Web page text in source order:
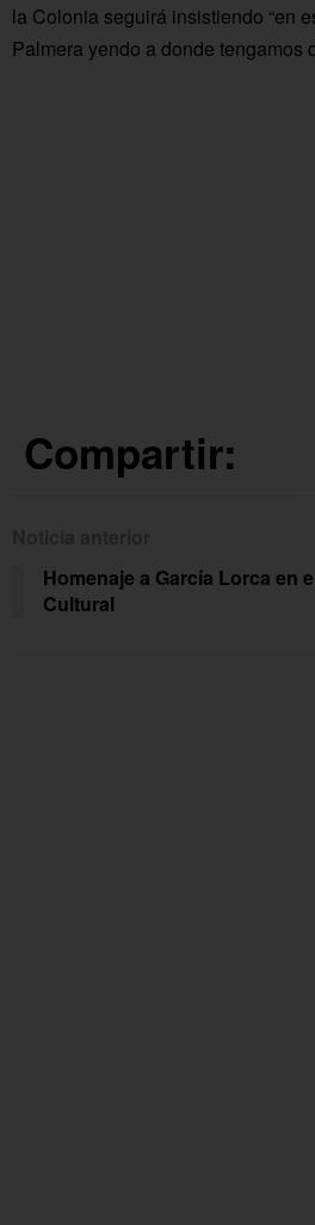
la Colonia seguirá insistiendo “en
Palmera yendo a donde tengamos
Compartir:
Homenaje a García Lorca en
Cultural